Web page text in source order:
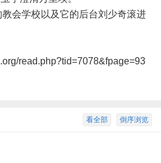
会学校以及它的后台刘少奇滚进
read.php?tid=7078&fpage=93
倒序浏览
看全部